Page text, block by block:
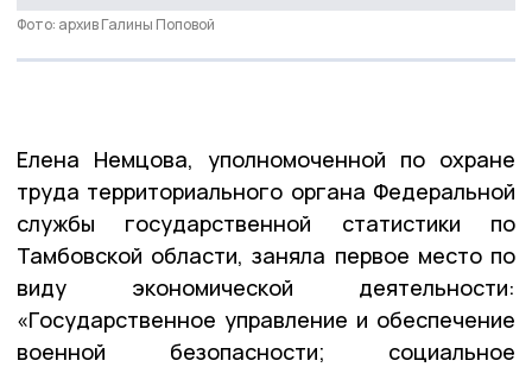
Фото: архив Галины Поповой
Елена Немцова, уполномоченной по охране
труда территориального органа Федеральной
службы государственной статистики по
Тамбовской области, заняла первое место по
виду экономической деятельности:
«Государственное управление и обеспечение
военной безопасности; социальное